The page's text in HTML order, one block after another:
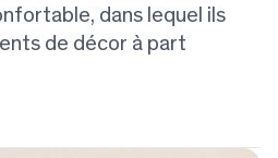
dans lequel ils
de décor à part